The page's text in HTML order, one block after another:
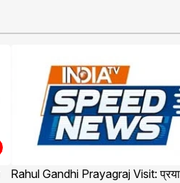
Rahul Gandhi Prayagraj Visit: